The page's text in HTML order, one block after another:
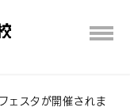
ェスタが開催されま